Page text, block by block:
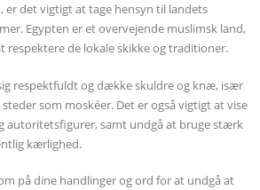
er det vigtigt at tage hensyn til landets
Egypten er et overvejende muslimsk land,
respektere de lokale skikke og traditioner.
respektfuldt og dække skuldre og knæ, især
som moskéer. Det er også vigtigt at vise
autoritetsfigurer, samt undgå at bruge stærk
kærlighed.
på dine handlinger og ord for at undgå at